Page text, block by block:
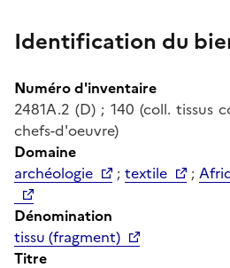
Identification du
Numéro d'inventaire
2481A.2 (D) ; 140 (coll. tissus
chefs-d'oeuvre)
Domaine
archéologie
; textile ;
Dénomination
tissu (fragment)
Titre